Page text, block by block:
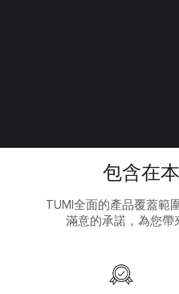
包含在
TUMI全面的產品覆蓋範
滿意的承諾，為您帶